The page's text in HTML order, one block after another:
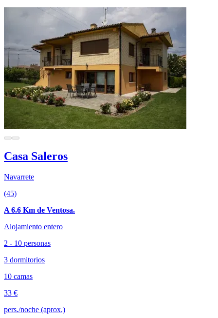
Casa Saleros
Navarrete
(45)
A 6.6 Km de Ventosa.
Alojamiento entero
2 - 10 personas
3 dormitorios
10 camas
33 €
pers./noche (aprox.)